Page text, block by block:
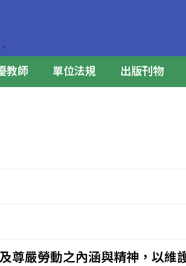
教師 單位法規 出版刊物
尊嚴勞動之內涵與精神，以維